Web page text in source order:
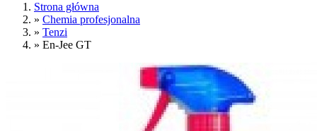
Strona główna
» Chemia profesjonalna
» Tenzi
» En-Jee GT